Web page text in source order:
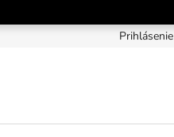
Prihlásenie